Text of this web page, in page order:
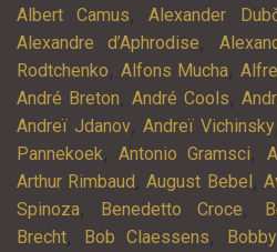
Albert Camus,Alexander
Alexandre d’Aphrodise,
Rodtchenko, Alfons Mucha,
André Breton, André Cools,
Andreï Jdanov, Andreï Vichinsky
Pannekoek,Antonio Gramsci,
Arthur Rimbaud,August Bebel,
Spinoza, Benedetto Croce,
Brecht, Bob Claessens,